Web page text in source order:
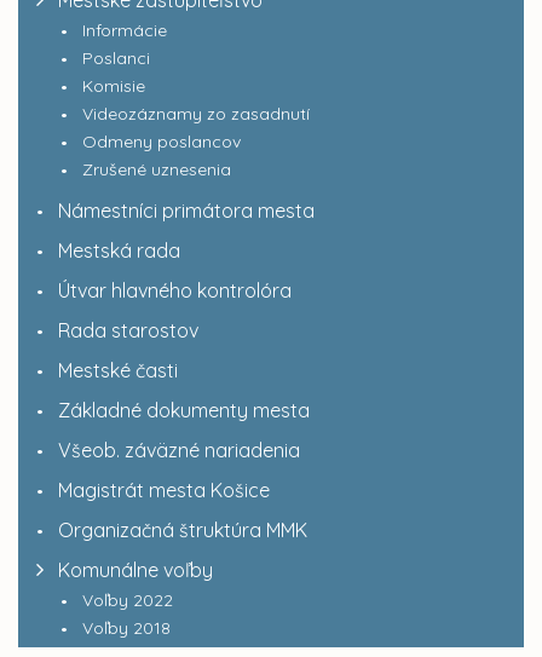
Informácie
Poslanci
Komisie
Videozáznamy zo zasadnutí
Odmeny poslancov
Zrušené uznesenia
Námestníci primátora mesta
Mestská rada
Útvar hlavného kontrolóra
Rada starostov
Mestské časti
Základné dokumenty mesta
Všeob. záväzné nariadenia
Magistrát mesta Košice
Organizačná štruktúra MMK
Komunálne voľby
Voľby 2022
Voľby 2018